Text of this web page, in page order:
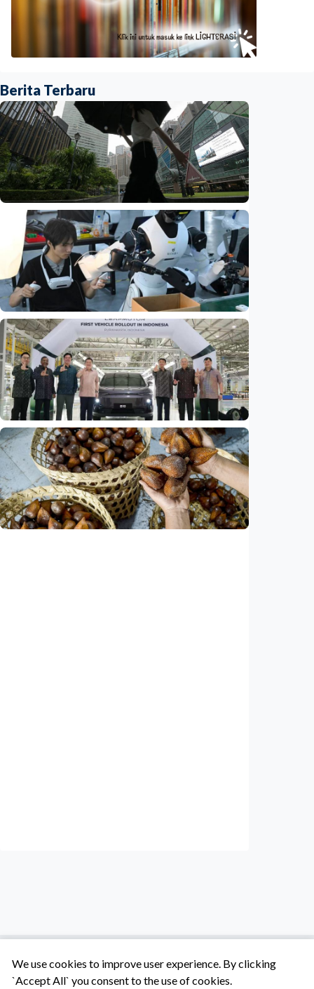
Berita Terbaru
Ekonomi
Biaya usaha naik, perusahaan Singapura
justru lirik Indonesia untuk perluas bisnis
Indonesia•07 Aug 2026
Ekonomi
Fokus Berita – Dari Kereta Cepat Jakarta-
Bandung hingga AI, ini alasan citra China
menguat di dunia
Indonesia •07 Aug 2026
Ekonomi
Leapmotor mulai produksi mobil listrik di
Indonesia, target 34.000 unit per tahun
Indonesia•07 Aug 2026
We use cookies to improve user experience. By clicking
`Accept All` you consent to the use of cookies.